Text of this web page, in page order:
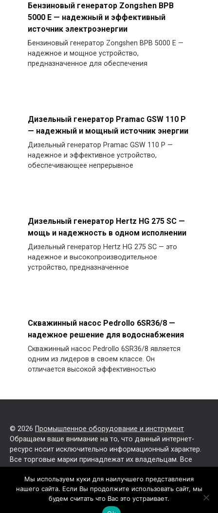
Бензиновый генератор Zongshen BPB
5000 E — надежный и эффективный
источник электроэнергии
Бензиновый генератор Zongshen BPB 5000 E —
надежное и мощное устройство,
предназначенное для обеспечения
Дизельный генератор Pramac GSW 110 P
— надежный и мощный источник энергии
Дизельный генератор Pramac GSW 110 P —
надежное и эффективное устройство,
обеспечивающее непрерывное
Дизельный генератор Hertz HG 275 SC —
мощь и надежность в одном исполнении
Дизельный генератор Hertz HG 275 SC — это
надежное и высокопроизводительное
устройство, предназначенное
Скважинный насос Pedrollo 6SR36/8 —
надежное решение для водоснабжения
Скважинный насос Pedrollo 6SR36/8 является
одним из лидеров в своем классе. Он
отличается высокой эффективностью
© 2026 Промышленное оборудование и инструмент
Обращаем ваше внимание на то, что данный интернет-
ресурс носит исключительно информационный характер.
Все торговые марки принадлежат их владельцам. Все
Политика конфиденциальности
Мы используем куки для наилучшего представления
нашего сайта. Если Вы продолжите использовать сайт, мы
будем считать что Вас это устраивает.